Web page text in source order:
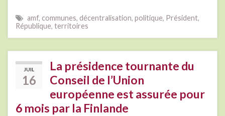
amf, communes, décentralisation, politique, Président,
République, territoires
JUIL
16
La présidence tournante du
Conseil de l’Union
européenne est assurée pour
6 mois par la Finlande